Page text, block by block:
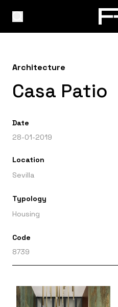
Architecture
Casa Patio
Date
28-01-2019
Location
Sevilla
Typology
Housing
Code
8739